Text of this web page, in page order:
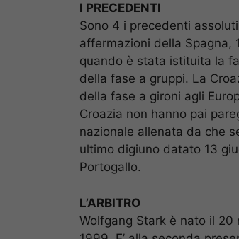
I PRECEDENTI
Sono 4 i precedenti
affermazioni della Spagna,
quando è stata istituita la
della fase a gruppi. La
della fase a gironi agli
Croazia non hanno pai
nazionale allenata da che
ultimo digiuno datato 13
Portogallo.
L’ARBITRO
Wolfgang Stark è nato il